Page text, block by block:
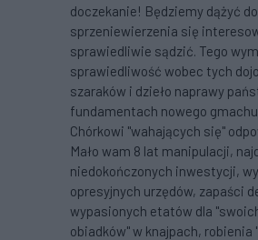
doczekanie! Będziemy dążyć
sprzeniewierzenia się
sprawiedliwie sądzić. Tego
sprawiedliwość wobec tych
szaraków i dzieło naprawy
fundamentach nowego
Chórkowi "wahających się"
Mało wam 8 lat manipulacji,
niedokończonych inwestycji,
opresyjnych urzędów, zapaści
wypasionych etatów dla
obiadków" w knajpach, robienia